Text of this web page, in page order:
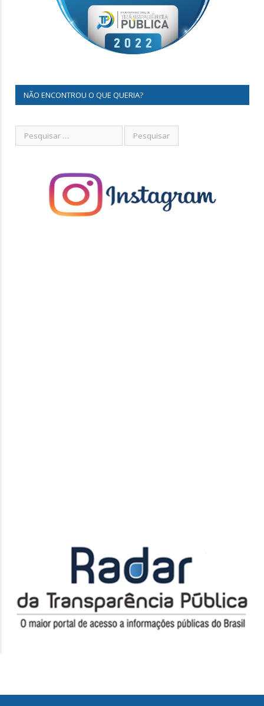
NÃO ENCONTROU O QUE QUERIA?